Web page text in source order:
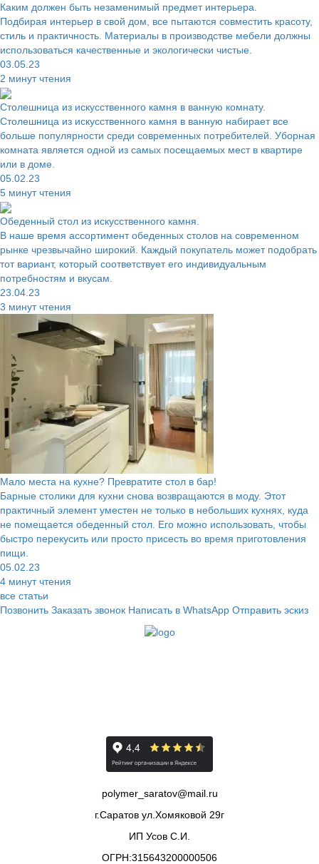
Каким должен быть незаменимый предмет интерьера.
Подбирая интерьер в свой дом, все пытаются совместить красоту,
стиль и практичность. Материалы в производстве мебели должны
использоваться качественные и экологически чистые.
03.05.23
2 минут чтения
Столешница из искусственного камня в ванную комнату.
Столешница из искусственного камня в ванную набирает все
больше популярности среди современных потребителей. Уборная
комната является одной из самых посещаемых мест в квартире
или в доме.
05.02.23
5 минут чтения
Обеденный стол из искусственного камня.
В наше время ассортимент обеденных столов на современном
рынке чрезвычайно широкий. Каждый покупатель может подобрать
тот вариант, который соответствует его индивидуальным
потребностям и вкусам.
23.04.23
3 минут чтения
Мало места на кухне? Превратите стол в бар!
Барные столики для кухни снова возвращаются в моду. Этот
практичный элемент уместен не только в небольших кухнях, куда
не помещается обеденный стол. Его можно использовать, чтобы
быстро перекусить или просто присесть во время приготовления
пищи.
05.02.23
4 минут чтения
все статьи
Позвонить Заказать звонок Написать в WhatsApp Отправить эскиз
polymer_saratov@mail.ru
г.Саратов ул.Хомяковой 29г
ИП Усов С.И.
ОГРН:315643200000506